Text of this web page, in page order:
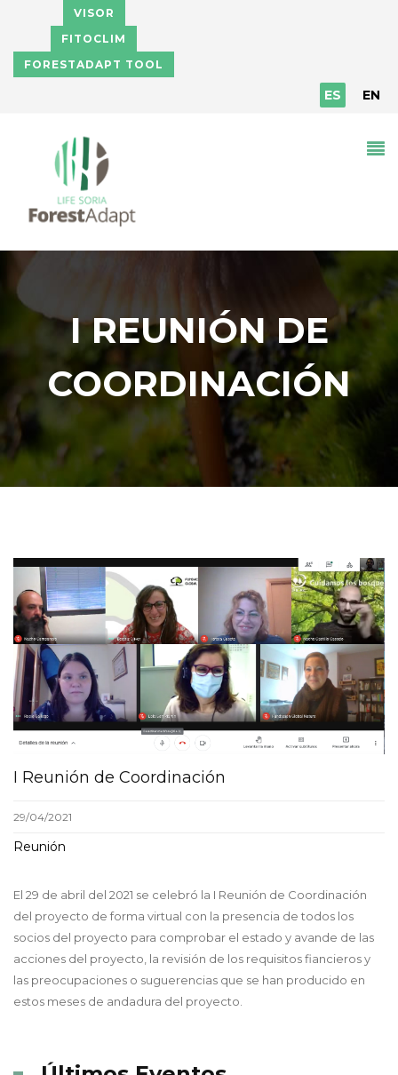
Pasar al contenido principal
VISOR
FITOCLIM
FORESTADAPT TOOL
ES EN
I REUNIÓN DE
COORDINACIÓN
I Reunión de Coordinación
29/04/2021
Reunión
El 29 de abril del 2021 se celebró la I Reunión de Coordinación
del proyecto de forma virtual con la presencia de todos los
socios del proyecto para comprobar el estado y avande de las
acciones del proyecto, la revisión de los requisitos fiancieros y
las preocupaciones o suguerencias que se han producido en
estos meses de andadura del proyecto.